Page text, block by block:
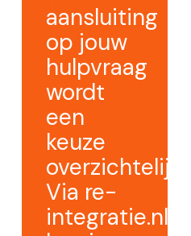
aansluiting
op jouw
hulpvraag
wordt
een
keuze
overzichtelijker.
Via re-
integratie.nl